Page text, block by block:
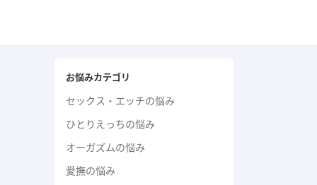
お悩みカテゴリ
セックス・エッチの悩み
ひとりえっちの悩み
オーガズムの悩み
愛撫の悩み